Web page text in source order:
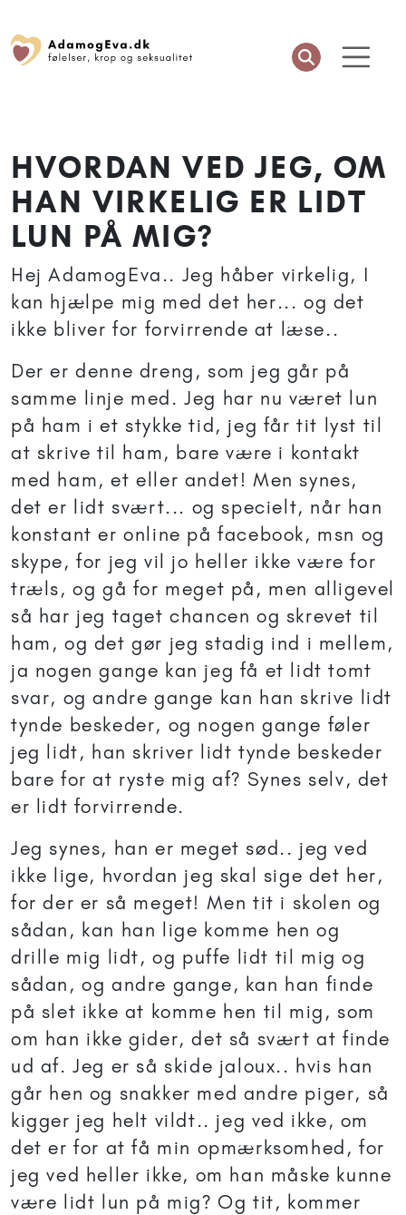
HVORDAN VED JEG, OM
HAN VIRKELIG ER LIDT
LUN PÅ MIG?
Hej AdamogEva.. Jeg håber virkelig, I
kan hjælpe mig med det her... og det
ikke bliver for forvirrende at læse..
Der er denne dreng, som jeg går på
samme linje med. Jeg har nu været lun
på ham i et stykke tid, jeg får tit lyst til
at skrive til ham, bare være i kontakt
med ham, et eller andet! Men synes,
det er lidt svært... og specielt, når han
konstant er online på facebook, msn og
skype, for jeg vil jo heller ikke være for
træls, og gå for meget på, men alligevel
så har jeg taget chancen og skrevet til
ham, og det gør jeg stadig ind i mellem,
ja nogen gange kan jeg få et lidt tomt
svar, og andre gange kan han skrive lidt
tynde beskeder, og nogen gange føler
jeg lidt, han skriver lidt tynde beskeder
bare for at ryste mig af? Synes selv, det
er lidt forvirrende.
Jeg synes, han er meget sød.. jeg ved
ikke lige, hvordan jeg skal sige det her,
for der er så meget! Men tit i skolen og
sådan, kan han lige komme hen og
drille mig lidt, og puffe lidt til mig og
sådan, og andre gange, kan han finde
på slet ikke at komme hen til mig, som
om han ikke gider, det så svært at finde
ud af. Jeg er så skide jaloux.. hvis han
går hen og snakker med andre piger, så
kigger jeg helt vildt.. jeg ved ikke, om
det er for at få min opmærksomhed, for
jeg ved heller ikke, om han måske kunne
være lidt lun på mig? Og tit, kommer